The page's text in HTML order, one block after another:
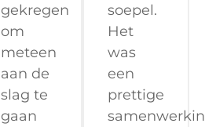
gekregen
om
meteen
aan de
slag te
gaan
soepel.
Het
was
een
prettige